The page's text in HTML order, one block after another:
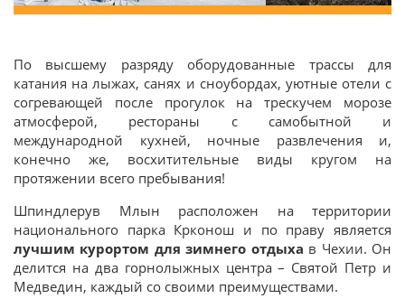
По высшему разряду оборудованные трассы для
катания на лыжах, санях и сноубордах, уютные отели с
согревающей после прогулок на трескучем морозе
атмосферой, рестораны с самобытной и
международной кухней, ночные развлечения и,
конечно же, восхитительные виды кругом на
протяжении всего пребывания!
Шпиндлерув Млын расположен на территории
национального парка Крконош и по праву является
лучшим курортом для зимнего отдыха в Чехии. Он
делится на два горнолыжных центра – Святой Петр и
Медведин, каждый со своими преимуществами.